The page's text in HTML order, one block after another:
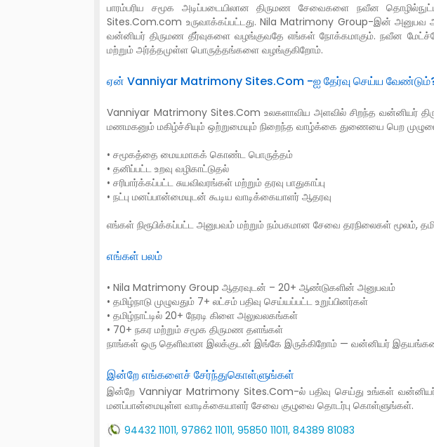
பாரம்பரிய சமூக அடிப்படையிலான திருமண சேவைகளை நவீன
Sites.Com.com உருவாக்கப்பட்டது. Nila Matrimony Group-இன் அனுபவ
வன்னியர் திருமண தீர்வுகளை வழங்குவதே எங்கள் நோக்கமாகும். நவீன
மற்றும் அர்த்தமுள்ள பொருத்தங்களை வழங்குகிறோம்.
ஏன் Vanniyar Matrimony Sites.Com -ஐ தேர்வு செய்ய
Vanniyar Matrimony Sites.Com உலகளாவிய அளவில் சிறந்த வன்னியர்
மணமகனும் மகிழ்ச்சியும் ஒற்றுமையும் நிறைந்த வாழ்க்கை துணையை பெற
• சமூகத்தை மையமாகக் கொண்ட பொருத்தம்
• தனிப்பட்ட உறவு வழிகாட்டுதல்
• சரிபார்க்கப்பட்ட சுயவிவரங்கள் மற்றும் தரவு பாதுகாப்பு
• நட்பு மனப்பான்மையுடன் கூடிய வாடிக்கையாளர் ஆதரவு
எங்கள் நிரூபிக்கப்பட்ட அனுபவம் மற்றும் நம்பகமான சேவை தரநிலைகள் மூலம்,
எங்கள் பலம்
• Nila Matrimony Group ஆதரவுடன் – 20+ ஆண்டுகளின் அனுபவம்
• தமிழ்நாடு முழுவதும் 7+ லட்சம் பதிவு செய்யப்பட்ட உறுப்பினர்கள்
• தமிழ்நாட்டில் 20+ நேரடி கிளை அலுவலகங்கள்
• 70+ நகர மற்றும் சமூக திருமண தளங்கள்
நாங்கள் ஒரு தெளிவான இலக்குடன் இங்கே இருக்கிறோம் — வன்னியர்
இன்றே எங்களைச் சேர்ந்துகொள்ளுங்கள்
இன்றே Vanniyar Matrimony Sites.Com-ல் பதிவு செய்து உங்கள் வன்னியர்
மனப்பான்மையுள்ள வாடிக்கையாளர் சேவை குழுவை தொடர்பு கொள்ளுங்கள்.
94432 11011, 97862 11011, 95850 11011, 84389 81083